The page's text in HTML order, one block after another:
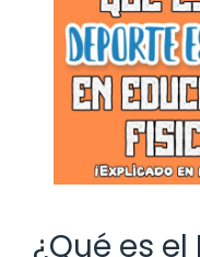
¿Qué es